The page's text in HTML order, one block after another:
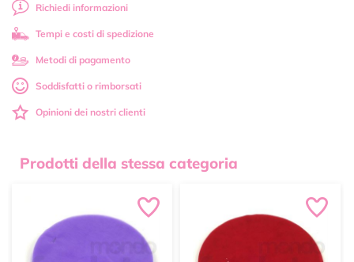
Richiedi informazioni
Tempi e costi di spedizione
Metodi di pagamento
Soddisfatti o rimborsati
Opinioni dei nostri clienti
Prodotti della stessa categoria